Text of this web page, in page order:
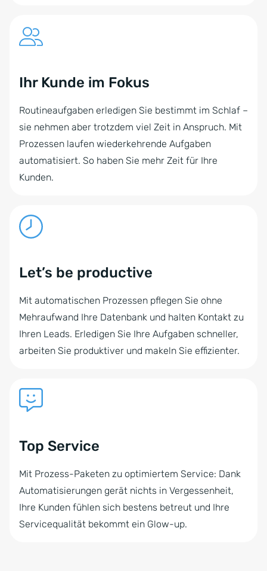
Ihr Kunde im Fokus
Routineaufgaben erledigen Sie bestimmt im Schlaf –
sie nehmen aber trotzdem viel Zeit in Anspruch. Mit
Prozessen laufen wiederkehrende Aufgaben
automatisiert. So haben Sie mehr Zeit für Ihre
Kunden.
Let’s be productive
Mit automatischen Prozessen pflegen Sie ohne
Mehraufwand Ihre Datenbank und halten Kontakt zu
Ihren Leads. Erledigen Sie Ihre Aufgaben schneller,
arbeiten Sie produktiver und makeln Sie effizienter.
Top Service
Mit Prozess-Paketen zu optimiertem Service: Dank
Automatisierungen gerät nichts in Vergessenheit,
Ihre Kunden fühlen sich bestens betreut und Ihre
Servicequalität bekommt ein Glow-up.